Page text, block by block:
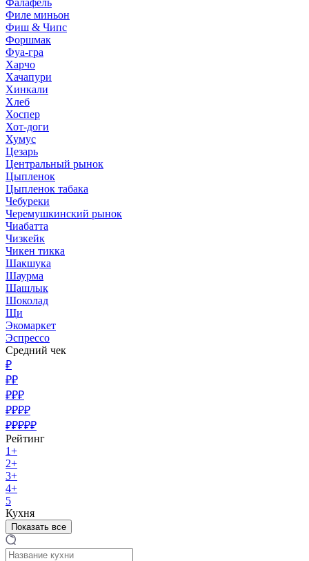
Филе миньон
Фиш & Чипс
Форшмак
Фуа-гра
Харчо
Хачапури
Хинкали
Хлеб
Хоспер
Хот-доги
Хумус
Цезарь
Центральный рынок
Цыпленок
Цыпленок табака
Чебуреки
Черемушкинский рынок
Чиабатта
Чизкейк
Чикен тикка
Шакшука
Шаурма
Шашлык
Шоколад
Щи
Экомаркет
Эспрессо
Средний чек
₽
₽₽
₽₽₽
₽₽₽₽
₽₽₽₽₽
Рейтинг
1+
2+
3+
4+
5
Кухня
Показать все